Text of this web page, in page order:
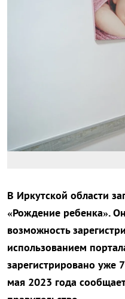
В Иркутской области
«Рождение ребенка».
возможность
использованием
зарегистрировано
мая 2023 года